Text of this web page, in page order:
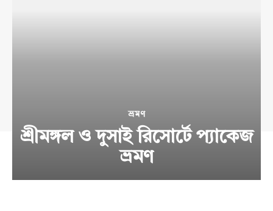
ভ্রমণ
শ্রীমঙ্গল ও দুসাই রিসোর্টে প্যাকেজ
ভ্রমণ